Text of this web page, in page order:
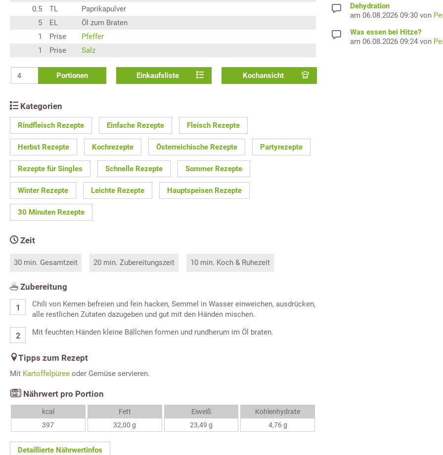
0.5
TL
Paprikapulver
5
EL
Öl zum Braten
1
Prise
Pfeffer
1
Prise Salz
Portionen Einkaufsliste Kochansicht
Kategorien
Rindfleisch Rezepte Einfache Rezepte Fleisch Rezepte
Herbst Rezepte Kochrezepte Österreichische Rezepte Partyrezepte
Rezepte für Singles Schnelle Rezepte Sommer Rezepte
Winter Rezepte Leichte Rezepte Hauptspeisen Rezepte
30 Minuten Rezepte
Zeit
30 min. Gesamtzeit 20 min. Zubereitungszeit 10 min. Koch & Ruhezeit
Zubereitung
Chili von Kernen befreien und fein hacken, Semmel in Wasser einweichen, ausdrücken,
alle restlichen Zutaten dazugeben und gut mit den Händen mischen.
Mit feuchten Händen kleine Bällchen formen und rundherum im Öl braten.
Tipps zum Rezept
Mit Kartoffelpüree oder Gemüse servieren.
Nährwert pro Portion
kcal
397
Fett
32,00 g
Eiweiß
23,49 g
Kohlenhydrate
4,76 g
Detaillierte Nährwertinfos
Dehydration
am 06.08.2026 09:30 von
Was essen bei Hitze?
am 06.08.2026 09:24 von